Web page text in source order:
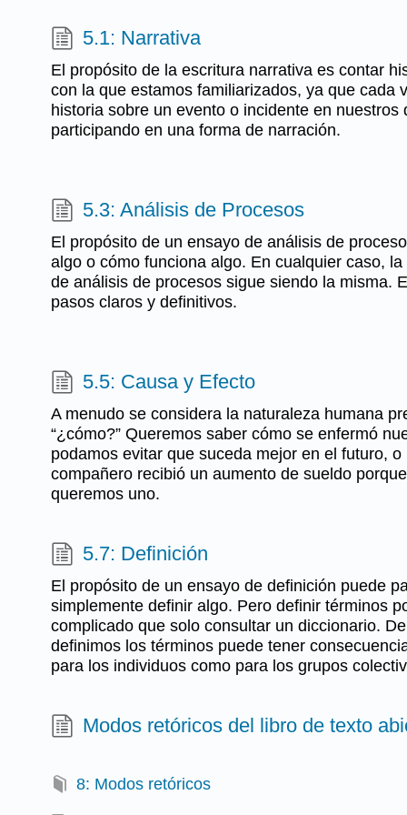
5.1: Narrativa
El propósito de la escritura narrativa es contar
con la que estamos familiarizados, ya que cada
historia sobre un evento o incidente en nuestros
participando en una forma de narración.
5.3: Análisis de Procesos
El propósito de un ensayo de análisis de
algo o cómo funciona algo. En cualquier caso,
de análisis de procesos sigue siendo la misma.
pasos claros y definitivos.
5.5: Causa y Efecto
A menudo se considera la naturaleza humana
“¿cómo?” Queremos saber cómo se enfermó
podamos evitar que suceda mejor en el futuro,
compañero recibió un aumento de sueldo
queremos uno.
5.7: Definición
El propósito de un ensayo de definición puede
simplemente definir algo. Pero definir términos
complicado que solo consultar un diccionario.
definimos los términos puede tener
para los individuos como para los grupos
Modos retóricos del libro de texto
8: Modos retóricos